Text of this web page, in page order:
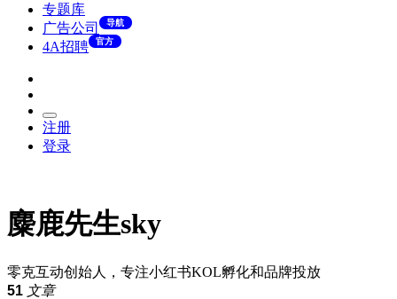
专题库
广告公司
导航
4A招聘 官方
注册
登录
麋鹿先生sky
零克互动创始人，专注小红书KOL孵化和品牌投放
51 文章